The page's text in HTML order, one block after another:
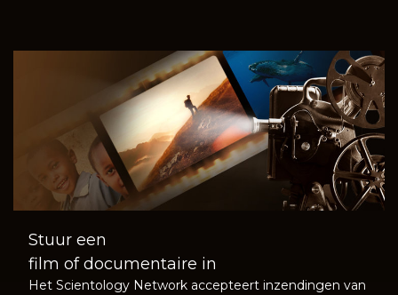
Stuur een
film of documentaire in
Het Scientology Network accepteert inzendingen van